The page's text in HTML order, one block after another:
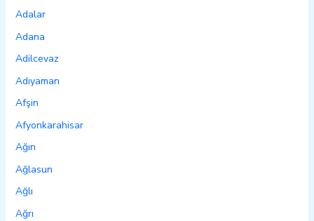
Adalar
Adana
Adilcevaz
Adıyaman
Afşin
Afyonkarahisar
Ağın
Ağlasun
Ağlı
Ağrı